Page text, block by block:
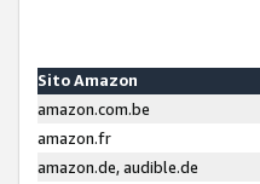
Sito Amazon
amazon.com.be
amazon.fr
amazon.de, audible.de